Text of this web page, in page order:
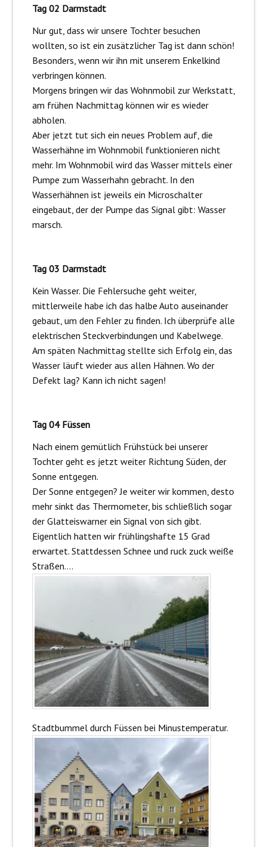
Tag 02 Darmstadt
Nur gut, dass wir unsere Tochter besuchen
wollten, so ist ein zusätzlicher Tag ist dann schön!
Besonders, wenn wir ihn mit unserem Enkelkind
verbringen können.
Morgens bringen wir das Wohnmobil zur Werkstatt,
am frühen Nachmittag können wir es wieder
abholen.
Aber jetzt tut sich ein neues Problem auf, die
Wasserhähne im Wohnmobil funktionieren nicht
mehr. Im Wohnmobil wird das Wasser mittels einer
Pumpe zum Wasserhahn gebracht. In den
Wasserhähnen ist jeweils ein Microschalter
eingebaut, der der Pumpe das Signal gibt: Wasser
marsch.
Tag 03 Darmstadt
Kein Wasser. Die Fehlersuche geht weiter,
mittlerweile habe ich das halbe Auto auseinander
gebaut, um den Fehler zu finden. Ich überprüfe alle
elektrischen Steckverbindungen und Kabelwege.
Am späten Nachmittag stellte sich Erfolg ein, das
Wasser läuft wieder aus allen Hähnen. Wo der
Defekt lag? Kann ich nicht sagen!
Tag 04 Füssen
Nach einem gemütlich Frühstück bei unserer
Tochter geht es jetzt weiter Richtung Süden, der
Sonne entgegen.
Der Sonne entgegen? Je weiter wir kommen, desto
mehr sinkt das Thermometer, bis schließlich sogar
der Glatteiswarner ein Signal von sich gibt.
Eigentlich hatten wir frühlingshafte 15 Grad
erwartet. Stattdessen Schnee und ruck zuck weiße
Straßen….
Stadtbummel durch Füssen bei Minustemperatur.